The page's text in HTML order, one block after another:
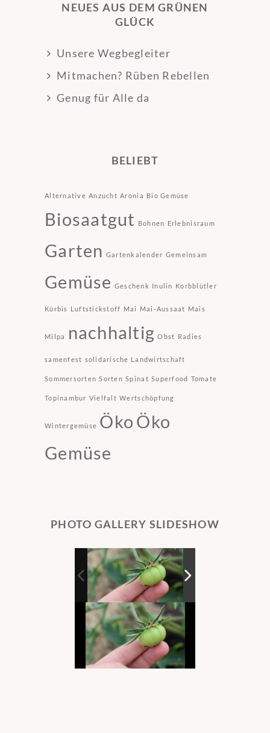
NEUES AUS DEM GRÜNEN
GLÜCK
Unsere Wegbegleiter
Mitmachen? Rüben Rebellen
Genug für Alle da
BELIEBT
Alternative Anzucht Aronia Bio Gemüse
Biosaatgut Bohnen Erlebnisraum
Garten Gartenkalender Gemeinsam
Gemüse Geschenk Inulin Korbblütler
Kürbis Luftstickstoff Mai Mai-Aussaat Mais
Milpa nachhaltig Obst Radies
samenfest solidarische Landwirtschaft
Sommersorten Sorten Spinat Superfood Tomate
Topinambur Vielfalt Wertschöpfung
Wintergemüse Öko Öko
Gemüse
PHOTO GALLERY SLIDESHOW